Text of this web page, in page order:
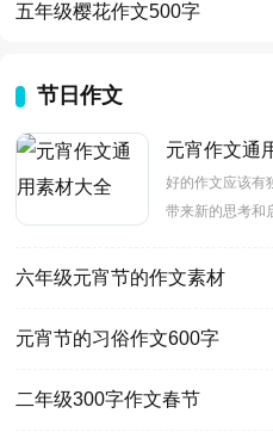
五年级樱花作文500字
节日作文
元宵作文通
好的作文应该有
带来新的思考和
六年级元宵节的作文素材
元宵节的习俗作文600字
二年级300字作文春节